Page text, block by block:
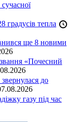
градусів тепла
ще 8 новими
«Почесний
до
газу під час